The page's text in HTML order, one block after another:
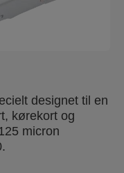
designet til en
kørekort og
micron